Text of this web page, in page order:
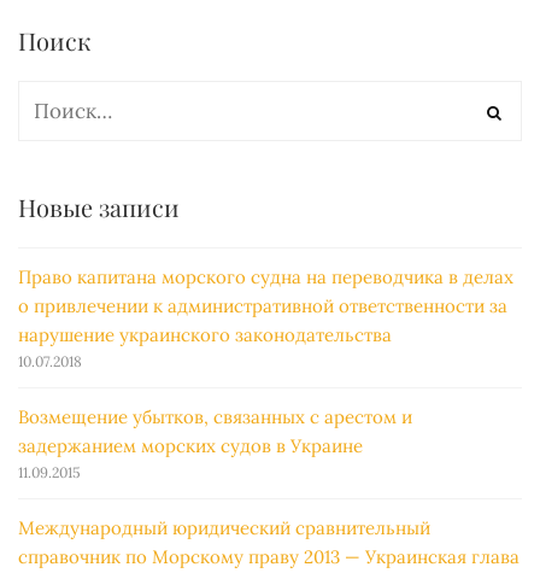
Поиск
Новые записи
Право капитана морского судна на переводчика в делах
о привлечении к административной ответственности за
нарушение украинского законодательства
10.07.2018
Возмещение убытков, связанных с арестом и
задержанием морских судов в Украине
11.09.2015
Международный юридический сравнительный
справочник по Морскому праву 2013 — Украинская глава